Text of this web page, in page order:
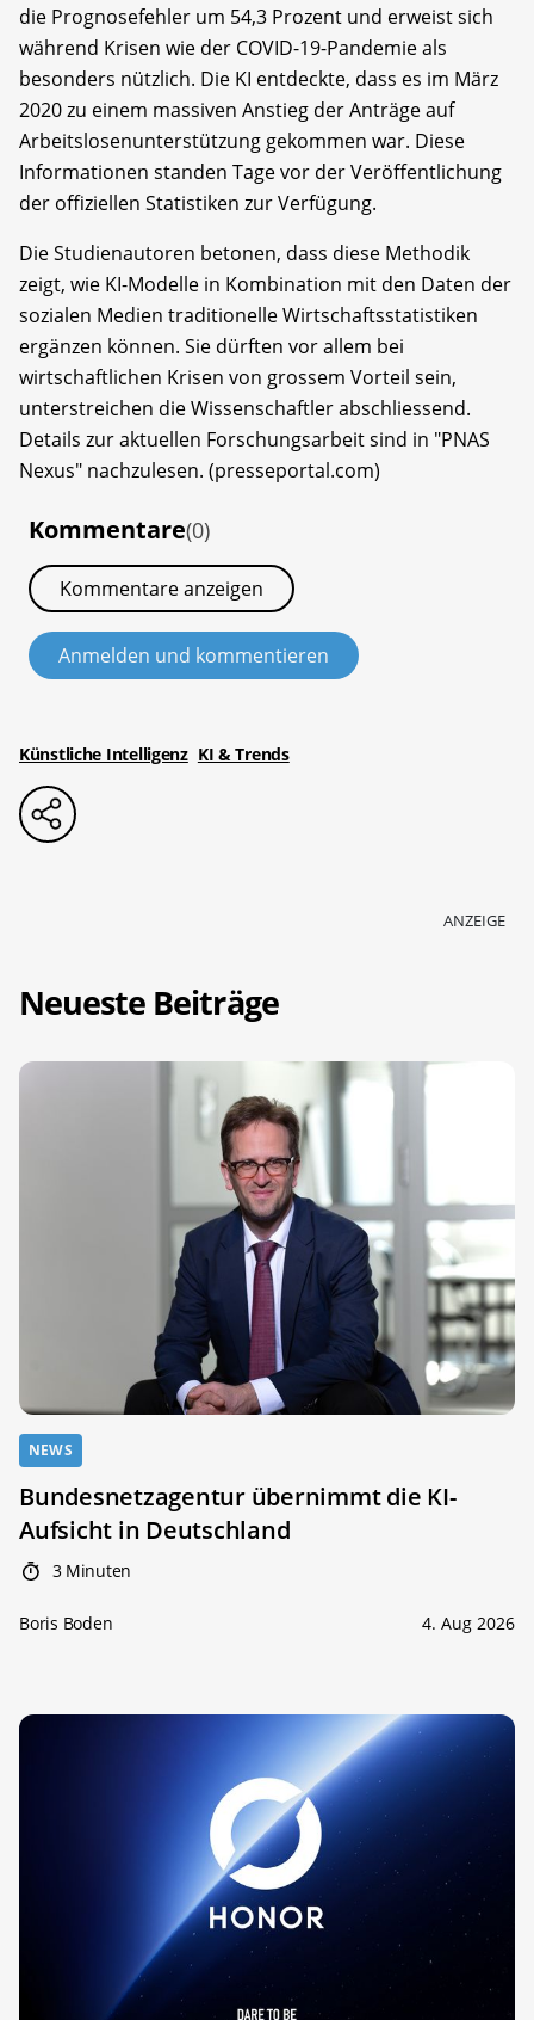
die Prognosefehler um 54,3 Prozent und erweist sich
während Krisen wie der COVID-19-Pandemie als
besonders nützlich. Die KI entdeckte, dass es im März
2020 zu einem massiven Anstieg der Anträge auf
Arbeitslosenunterstützung gekommen war. Diese
Informationen standen Tage vor der Veröffentlichung
der offiziellen Statistiken zur Verfügung.
Die Studienautoren betonen, dass diese Methodik
zeigt, wie KI-Modelle in Kombination mit den Daten der
sozialen Medien traditionelle Wirtschaftsstatistiken
ergänzen können. Sie dürften vor allem bei
wirtschaftlichen Krisen von grossem Vorteil sein,
unterstreichen die Wissenschaftler abschliessend.
Details zur aktuellen Forschungsarbeit sind in "PNAS
Nexus" nachzulesen. (presseportal.com)
Kommentare(0)
Kommentare anzeigen
Anmelden und kommentieren
Künstliche Intelligenz KI & Trends
ANZEIGE
Neueste Beiträge
NEWS
Bundesnetzagentur übernimmt die KI-
Aufsicht in Deutschland
3 Minuten
Boris Boden 4. Aug 2026